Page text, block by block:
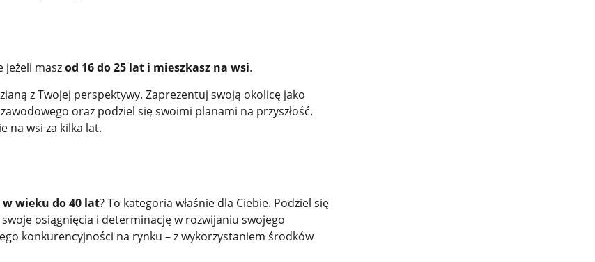
jeżeli maszod 16 do 25 lat i mieszkasz na wsi.
z Twojej perspektywy. Zaprezentuj swoją okolicę jako
oraz podziel się swoimi planami na przyszłość.
na wsi za kilka lat.
wieku do 40 lat? To kategoria właśnie dla Ciebie. Podziel się
osiągnięcia i determinację w rozwijaniu swojego
konkurencyjności na rynku – z wykorzystaniem środków